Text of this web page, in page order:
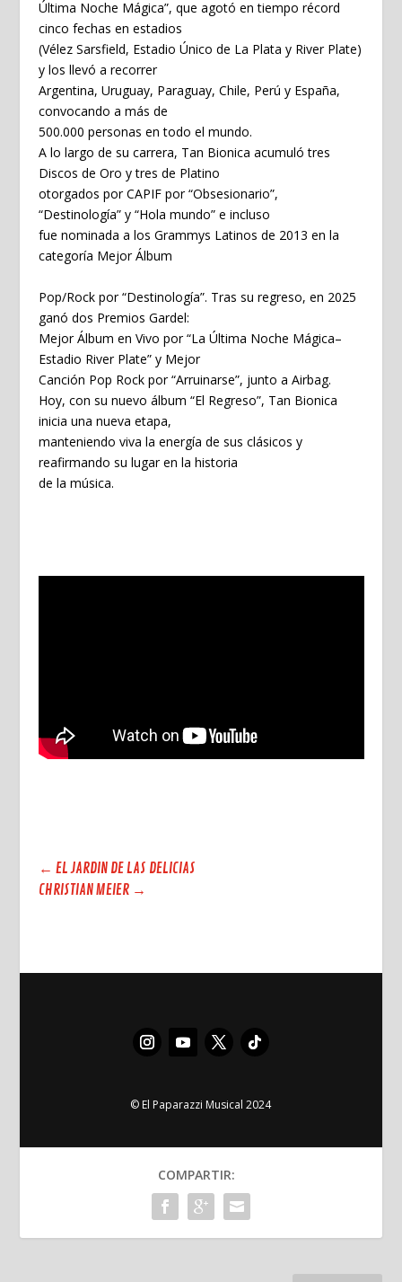
Última Noche Mágica”, que agotó en tiempo récord
cinco fechas en estadios
(Vélez Sarsfield, Estadio Único de La Plata y River Plate)
y los llevó a recorrer
Argentina, Uruguay, Paraguay, Chile, Perú y España,
convocando a más de
500.000 personas en todo el mundo.
A lo largo de su carrera, Tan Bionica acumuló tres
Discos de Oro y tres de Platino
otorgados por CAPIF por “Obsesionario”,
“Destinología” y “Hola mundo” e incluso
fue nominada a los Grammys Latinos de 2013 en la
categoría Mejor Álbum
Pop/Rock por “Destinología”. Tras su regreso, en 2025
ganó dos Premios Gardel:
Mejor Álbum en Vivo por “La Última Noche Mágica–
Estadio River Plate” y Mejor
Canción Pop Rock por “Arruinarse”, junto a Airbag.
Hoy, con su nuevo álbum “El Regreso”, Tan Bionica
inicia una nueva etapa,
manteniendo viva la energía de sus clásicos y
reafirmando su lugar en la historia
de la música.
← EL JARDIN DE LAS DELICIAS
CHRISTIAN MEIER→
© El Paparazzi Musical 2024
COMPARTIR: